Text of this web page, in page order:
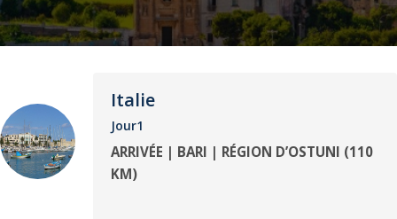
Italie
Jour1
ARRIVÉE | BARI | RÉGION D’OSTUNI (110
KM)